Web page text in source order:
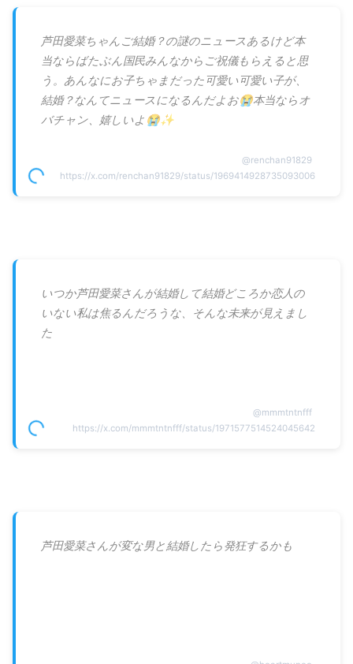
芦田愛菜ちゃんご結婚？の謎のニュースあるけど本
当ならばたぶん国民みんなからご祝儀もらえると思
う。あんなにお子ちゃまだった可愛い可愛い子が、
結婚？なんてニュースになるんだよお😭本当ならオ
バチャン、嬉しいよ😭✨
@renchan91829
https://x.com/renchan91829/status/1969414928735093006
いつか芦田愛菜さんが結婚して結婚どころか恋人の
いない私は焦るんだろうな、そんな未来が見えまし
た
@mmmtntnfff
https://x.com/mmmtntnfff/status/1971577514524045642
芦田愛菜さんが変な男と結婚したら発狂するかも